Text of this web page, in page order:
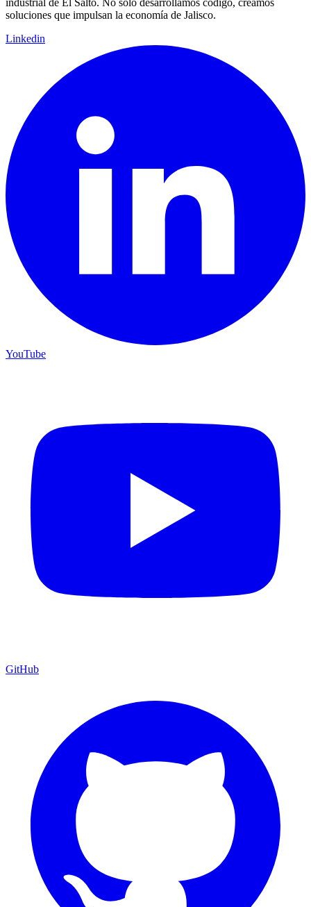
industrial de El Salto. No solo desarrollamos código, creamos
soluciones que impulsan la economía de Jalisco.
Linkedin
YouTube
GitHub